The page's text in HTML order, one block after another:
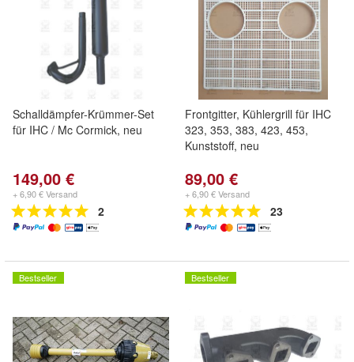
Schalldämpfer-Krümmer-Set
für IHC / Mc Cormick, neu
149,00 €
+ 6,90 € Versand
2
Frontgitter, Kühlergrill für IHC
323, 353, 383, 423, 453,
Kunststoff, neu
89,00 €
+ 6,90 € Versand
23
Bestseller Bestseller